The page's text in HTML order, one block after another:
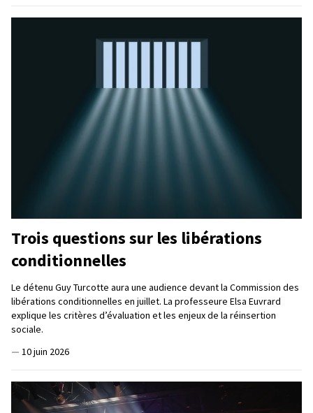
Trois questions sur les libérations
conditionnelles
Le détenu Guy Turcotte aura une audience devant la Commission des
libérations conditionnelles en juillet. La professeure Elsa Euvrard
explique les critères d’évaluation et les enjeux de la réinsertion
sociale.
— 10 juin 2026